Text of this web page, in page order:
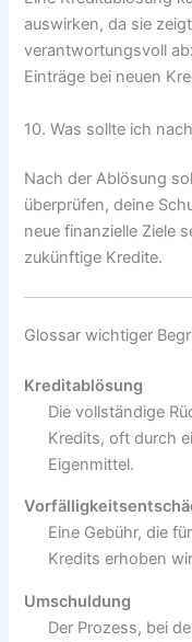
auswirken, da sie
verantwortungsvoll
Einträge bei neuen
10. Was sollte ich
Nach der Ablösung
überprüfen, deine
neue finanzielle Ziele
zukünftige Kredite.
Glossar wichtiger
Kreditablösung
Die vollständige
Kredits, oft durch
Eigenmittel.
Eine Gebühr, die
Kredits erhoben
Umschuldung
Der Prozess, bei